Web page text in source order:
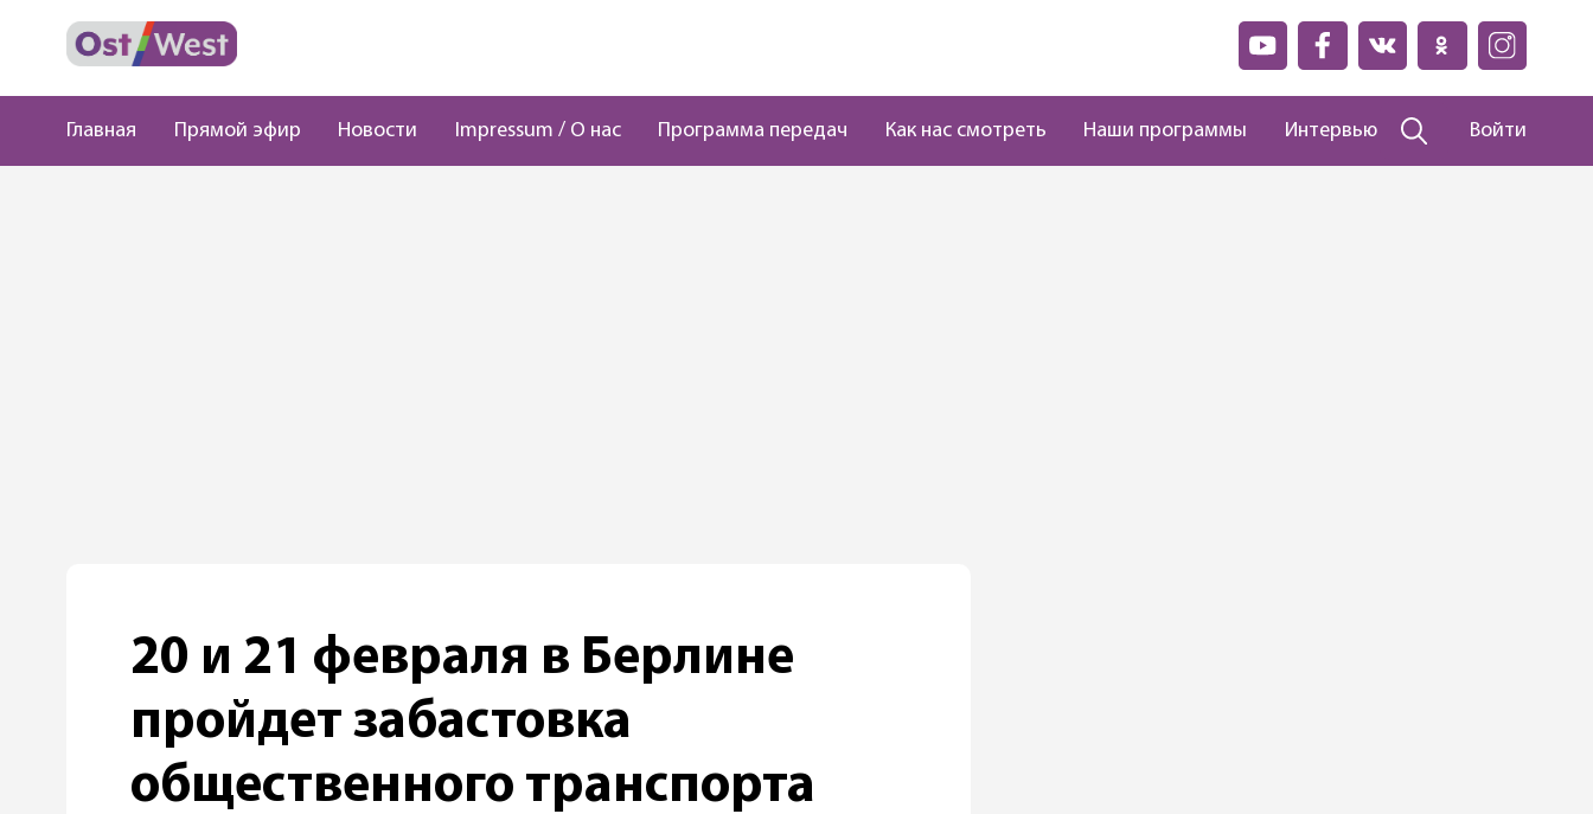
Главная Прямой эфир Новости Impressum / О нас Программа передач Как нас смотреть Наши программы Интервью Войти
20 и 21 февраля в Берлине
пройдет забастовка
общественного транспорта